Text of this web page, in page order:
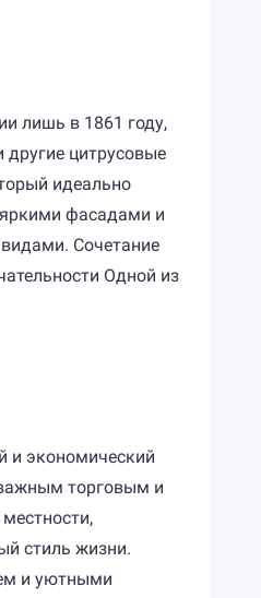
лишь в 1861 году,
цитрусовые
идеально
фасадами и
Сочетание
Одной из
и экономический
торговым и
стиль жизни.
и уютными